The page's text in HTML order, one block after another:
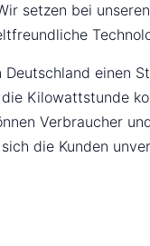
setzen bei
Deutschland einen
Kilowattstunde
Verbraucher
die Kunden